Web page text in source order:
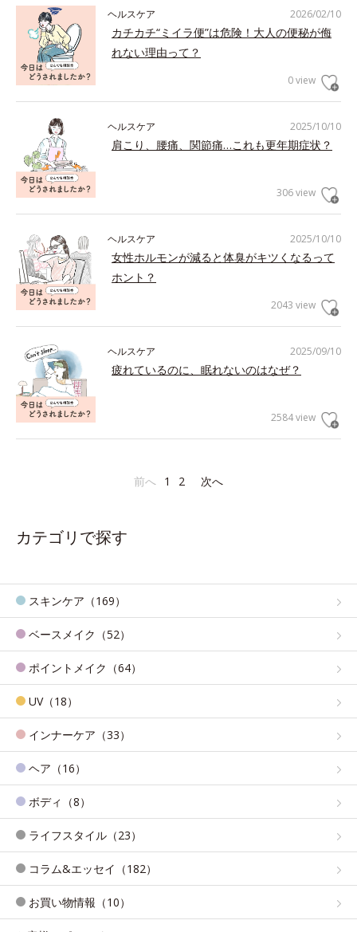
2026/02/10
ヘルスケア
カチカチ“ミイラ便”は危険！大人の便秘が侮
れない理由って？
0 view
2025/10/10
ヘルスケア
肩こり、腰痛、関節痛…これも更年期症状？
306 view
2025/10/10
ヘルスケア
女性ホルモンが減ると体臭がキツくなるって
ホント？
2043 view
2025/09/10
ヘルスケア
疲れているのに、眠れないのはなぜ？
2584 view
前へ 1 2 次へ
カテゴリで探す
スキンケア（169）
ベースメイク（52）
ポイントメイク（64）
UV（18）
インナーケア（33）
ヘア（16）
ボディ（8）
ライフスタイル（23）
コラム&エッセイ（182）
お買い物情報（10）